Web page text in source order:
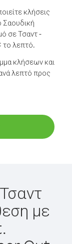
κλήσεις
Σαουδική
σε Τσαντ -
το λεπτό.
κλήσεων και
λεπτό προς
με